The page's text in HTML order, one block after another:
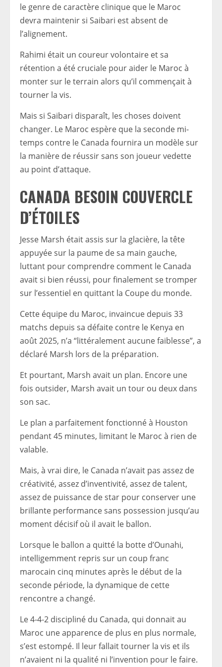
le genre de caractère clinique que le Maroc
devra maintenir si Saibari est absent de
l’alignement.
Rahimi était un coureur volontaire et sa
rétention a été cruciale pour aider le Maroc à
monter sur le terrain alors qu’il commençait à
tourner la vis.
Mais si Saibari disparaît, les choses doivent
changer. Le Maroc espère que la seconde mi-
temps contre le Canada fournira un modèle sur
la manière de réussir sans son joueur vedette
au point d’attaque.
CANADA BESOIN COUVERCLE
D’ÉTOILES
Jesse Marsh était assis sur la glacière, la tête
appuyée sur la paume de sa main gauche,
luttant pour comprendre comment le Canada
avait si bien réussi, pour finalement se tromper
sur l’essentiel en quittant la Coupe du monde.
Cette équipe du Maroc, invaincue depuis 33
matchs depuis sa défaite contre le Kenya en
août 2025, n’a “littéralement aucune faiblesse”, a
déclaré Marsh lors de la préparation.
Et pourtant, Marsh avait un plan. Encore une
fois outsider, Marsh avait un tour ou deux dans
son sac.
Le plan a parfaitement fonctionné à Houston
pendant 45 minutes, limitant le Maroc à rien de
valable.
Mais, à vrai dire, le Canada n’avait pas assez de
créativité, assez d’inventivité, assez de talent,
assez de puissance de star pour conserver une
brillante performance sans possession jusqu’au
moment décisif où il avait le ballon.
Lorsque le ballon a quitté la botte d’Ounahi,
intelligemment repris sur un coup franc
marocain cinq minutes après le début de la
seconde période, la dynamique de cette
rencontre a changé.
Le 4-4-2 discipliné du Canada, qui donnait au
Maroc une apparence de plus en plus normale,
s’est estompé. Il leur fallait tourner la vis et ils
n’avaient ni la qualité ni l’invention pour le faire.